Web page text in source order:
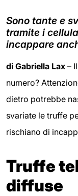
Sono tante e
tramite i
incappare
di Gabriella Lax –
numero?
dietro potrebbe
svariate le truffe
rischiano di
Truffe
diffuse